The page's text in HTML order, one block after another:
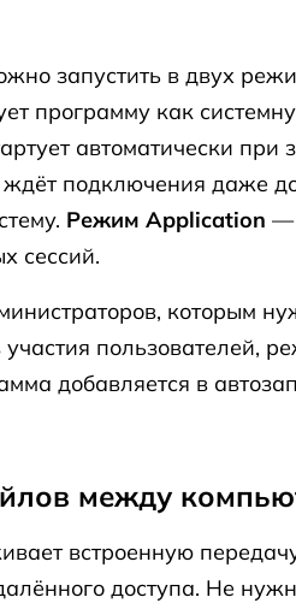
запустить в двух
программу как
автоматически при
подключения даже
Режим Application —
сессий.
которым
пользователей,
добавляется в
между
встроенную
доступа. Не